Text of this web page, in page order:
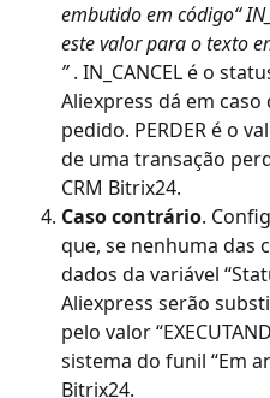
embutido em código“
este valor para o texto
” . IN_CANCEL é o
Aliexpress dá em
pedido. PERDER é o
de uma transação
CRM Bitrix24.
Caso contrário.
que, se nenhuma das
dados da variável
Aliexpress serão
pelo valor
sistema do funil “Em
Bitrix24.